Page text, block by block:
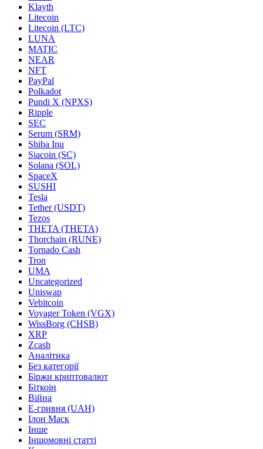
Klayth
Litecoin
Litecoin (LTC)
LUNA
MATIC
NEAR
NFT
PayPal
Polkadot
Pundi X (NPXS)
Ripple
SEC
Serum (SRM)
Shiba Inu
Siacoin (SC)
Solana (SOL)
SpaceX
SUSHI
Tesla
Tether (USDT)
Tezos
THETA (THETA)
Thorchain (RUNE)
Tornado Cash
Tron
UMA
Uncategorized
Uniswap
Vebitcoin
Voyager Token (VGX)
WissBorg (CHSB)
XRP
Zcash
Аналітика
Без категорії
Біржи криптовалют
Біткоін
Війна
Е-гривня (UAH)
Ілон Маск
Інше
Іншомовні статті